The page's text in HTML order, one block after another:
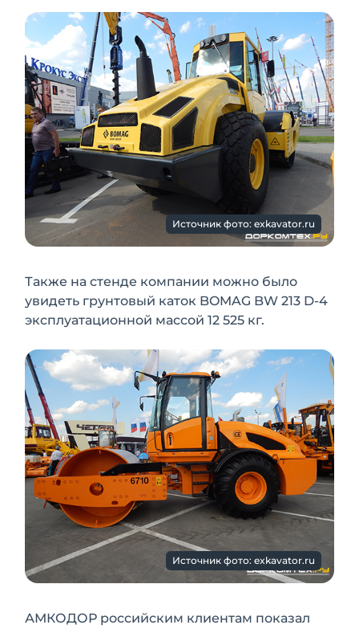
Источник фото: exkavator.ru
Также на стенде компании можно было
увидеть грунтовый каток BOMAG BW 213 D-4
эксплуатационной массой 12 525 кг.
Источник фото: exkavator.ru
АМКОДОР российским клиентам показал